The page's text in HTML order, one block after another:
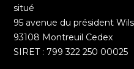
situé
95 avenue du président
93108 Montreuil Cedex
SIRET : 799 322 250 00025